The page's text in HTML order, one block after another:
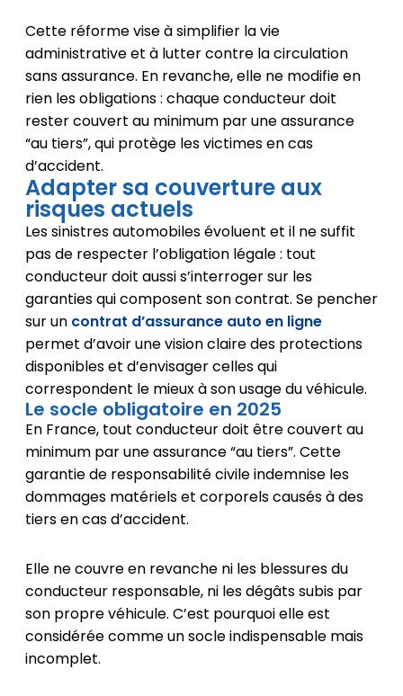
Cette réforme vise à simplifier la vie
administrative et à lutter contre la circulation
sans assurance. En revanche, elle ne modifie en
rien les obligations : chaque conducteur doit
rester couvert au minimum par une assurance
“au tiers”, qui protège les victimes en cas
d’accident.
Adapter sa couverture aux
risques actuels
Les sinistres automobiles évoluent et il ne suffit
pas de respecter l’obligation légale : tout
conducteur doit aussi s’interroger sur les
garanties qui composent son contrat. Se pencher
sur un contrat d’assurance auto en ligne
permet d’avoir une vision claire des protections
disponibles et d’envisager celles qui
correspondent le mieux à son usage du véhicule.
Le socle obligatoire en 2025
En France, tout conducteur doit être couvert au
minimum par une assurance “au tiers”. Cette
garantie de responsabilité civile indemnise les
dommages matériels et corporels causés à des
tiers en cas d’accident.
Elle ne couvre en revanche ni les blessures du
conducteur responsable, ni les dégâts subis par
son propre véhicule. C’est pourquoi elle est
considérée comme un socle indispensable mais
incomplet.